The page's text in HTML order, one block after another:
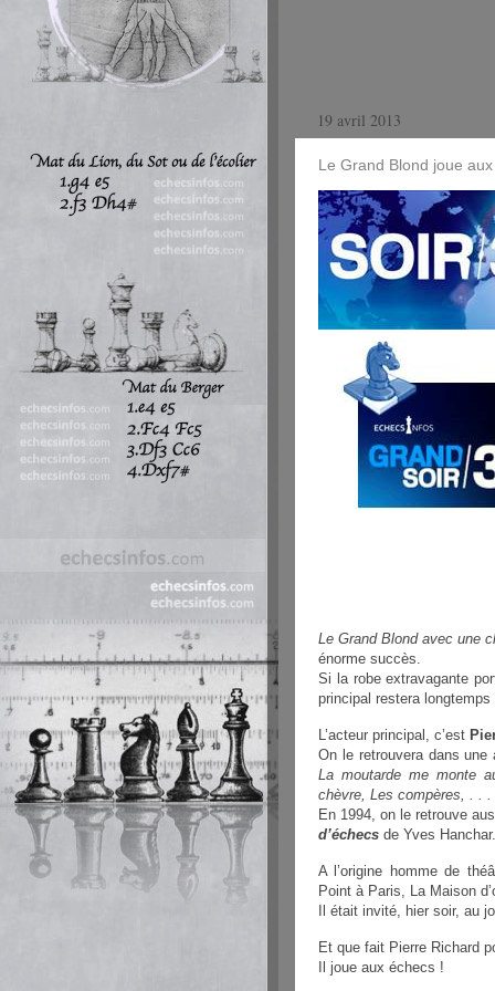
19 avril 2013
Le Grand Blond joue
Le Grand Blond avec une
énorme succès.
Si la robe extravagante
principal restera longtemps
L’acteur principal, c’est
On le retrouvera dans
La moutarde me monte
chèvre, Les compères, . . .
En 1994, on le retrouve
d’échecs de Yves Hanchar.
A l’origine homme de
Point à Paris, La Maison
Il était invité, hier soir, au
Et que fait Pierre Richard
Il joue aux échecs !